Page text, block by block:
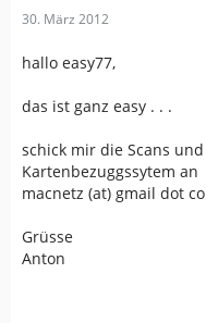
30. März 2012
hallo easy77,
das ist ganz easy . . .
schick mir die Scans
Kartenbezuggssytem an
macnetz (at) gmail dot
Grüsse
Anton